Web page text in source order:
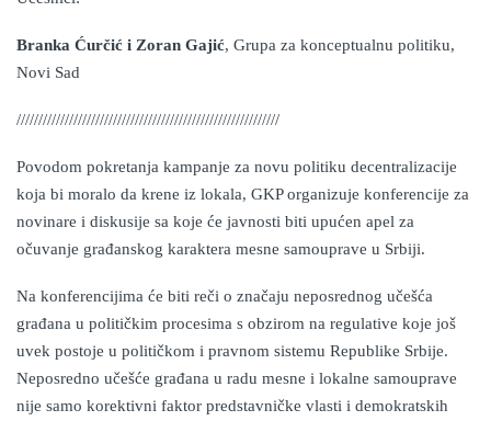
Branka Ćurčić i Zoran Gajić, Grupa za konceptualnu politiku,
Novi Sad
////////////////////////////////////////////////////////////
Povodom pokretanja kampanje za novu politiku decentralizacije
koja bi moralo da krene iz lokala, GKP organizuje konferencije za
novinare i diskusije sa koje će javnosti biti upućen apel za
očuvanje građanskog karaktera mesne samouprave u Srbiji.
Na konferencijima će biti reči o značaju neposrednog učešća
građana u političkim procesima s obzirom na regulative koje još
uvek postoje u političkom i pravnom sistemu Republike Srbije.
Neposredno učešće građana u radu mesne i lokalne samouprave
nije samo korektivni faktor predstavničke vlasti i demokratskih